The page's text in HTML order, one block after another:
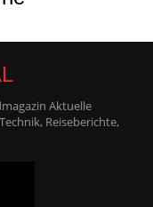
Aktuelle
Reiseberichte,